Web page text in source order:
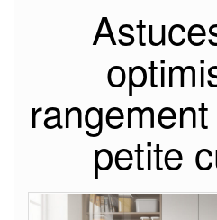
petite